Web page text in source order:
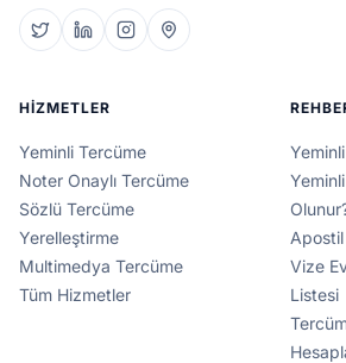
HIZMETLER
Yeminli Tercüme
Noter Onaylı Tercüme
Sözlü Tercüme
Yerelleştirme
Multimedya Tercüme
Tüm Hizmetler
Vize
Listesi